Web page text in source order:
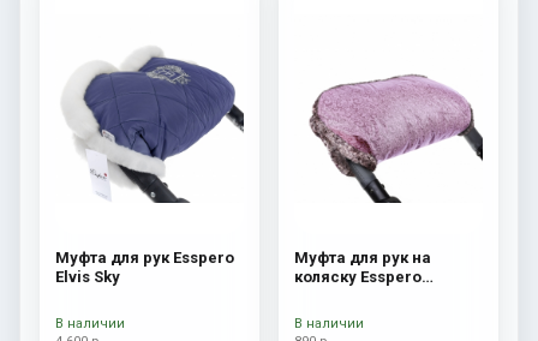
Муфта для рук Esspero
Elvis Sky
В наличии
Муфта для рук на
коляску Esspero
В наличии